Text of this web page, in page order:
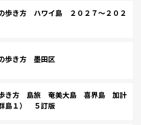
歩き方 ハワイ島 ２０２７～２０２
歩き方 墨田区
き方 島旅 奄美大島 喜界島 加計
島１） ５訂版